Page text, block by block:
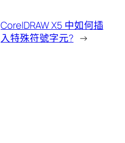
CorelDRAW X5 中如何插
入特殊符號字元? →